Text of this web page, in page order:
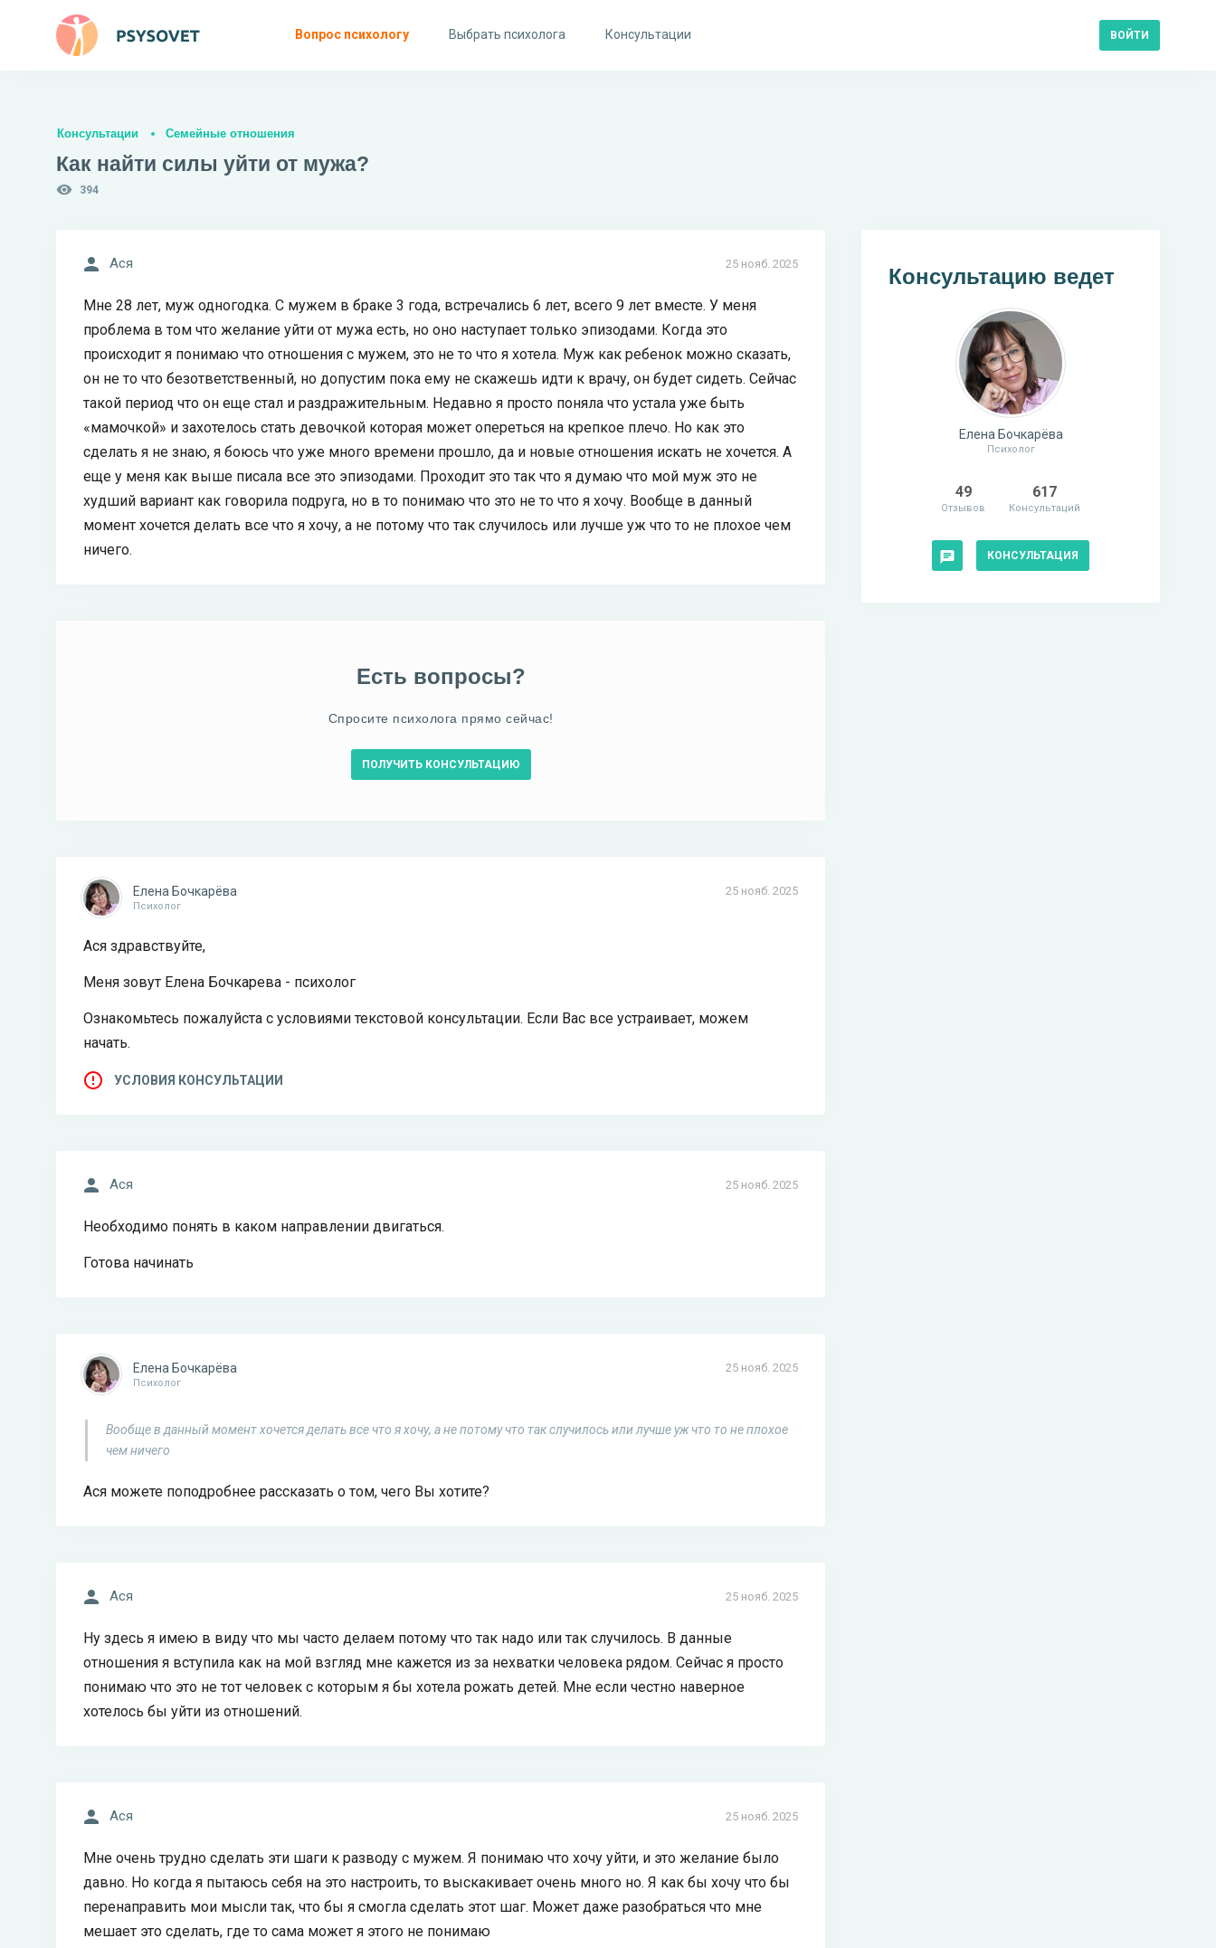
Вопрос психологу Выбрать психолога Консультации ВОЙТИ
Консультации Семейные отношения
Как найти силы уйти от мужа?
394
25 нояб. 2025
Ася
Мне 28 лет, муж одногодка. С мужем в браке 3 года, встречались 6 лет, всего 9 лет вместе. У меня
проблема в том что желание уйти от мужа есть, но оно наступает только эпизодами. Когда это
происходит я понимаю что отношения с мужем, это не то что я хотела. Муж как ребенок можно сказать,
он не то что безответственный, но допустим пока ему не скажешь идти к врачу, он будет сидеть. Сейчас
такой период что он еще стал и раздражительным. Недавно я просто поняла что устала уже быть
«мамочкой» и захотелось стать девочкой которая может опереться на крепкое плечо. Но как это
сделать я не знаю, я боюсь что уже много времени прошло, да и новые отношения искать не хочется. А
еще у меня как выше писала все это эпизодами. Проходит это так что я думаю что мой муж это не
худший вариант как говорила подруга, но в то понимаю что это не то что я хочу. Вообще в данный
момент хочется делать все что я хочу, а не потому что так случилось или лучше уж что то не плохое чем
ничего.
Есть вопросы?
Спросите психолога прямо сейчас!
ПОЛУЧИТЬ КОНСУЛЬТАЦИЮ
25 нояб. 2025
Елена Бочкарёва
Психолог
Ася здравствуйте,
Меня зовут Елена Бочкарева - психолог
Ознакомьтесь пожалуйста с условиями текстовой консультации. Если Вас все устраивает, можем
начать.
УСЛОВИЯ КОНСУЛЬТАЦИИ
25 нояб. 2025
Ася
Необходимо понять в каком направлении двигаться.
Готова начинать
25 нояб. 2025
Елена Бочкарёва
Психолог
Вообще в данный момент хочется делать все что я хочу, а не потому что так случилось или лучше уж что то не плохое
чем ничего
Ася можете поподробнее рассказать о том, чего Вы хотите?
25 нояб. 2025
Ася
Ну здесь я имею в виду что мы часто делаем потому что так надо или так случилось. В данные
отношения я вступила как на мой взгляд мне кажется из за нехватки человека рядом. Сейчас я просто
понимаю что это не тот человек с которым я бы хотела рожать детей. Мне если честно наверное
хотелось бы уйти из отношений.
25 нояб. 2025
Ася
Мне очень трудно сделать эти шаги к разводу с мужем. Я понимаю что хочу уйти, и это желание было
давно. Но когда я пытаюсь себя на это настроить, то выскакивает очень много но. Я как бы хочу что бы
перенаправить мои мысли так, что бы я смогла сделать этот шаг. Может даже разобраться что мне
мешает это сделать, где то сама может я этого не понимаю
Консультацию ведет
Елена Бочкарёва
Психолог
49
Отзывов
617
Консультаций
КОНСУЛЬТАЦИЯ